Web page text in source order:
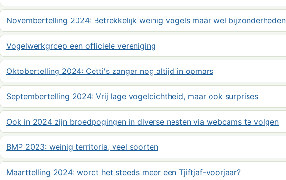
Novembertelling 2024: Betrekkelijk weinig vogels maar wel bijzonderheden
Vogelwerkgroep een officiele vereniging
Oktobertelling 2024: Cetti's zanger nog altijd in opmars
Septembertelling 2024: Vrij lage vogeldichtheid, maar ook surprises
Ook in 2024 zijn broedpogingen in diverse nesten via webcams te volgen
BMP 2023: weinig territoria, veel soorten
Maarttelling 2024: wordt het steeds meer een Tjiftjaf-voorjaar?